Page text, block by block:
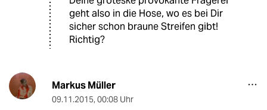
geht also in die Hose, wo es bei Dir
sicher schon braune Streifen gibt!
Richtig?
Markus Müller
09.11.2015, 00:08 Uhr